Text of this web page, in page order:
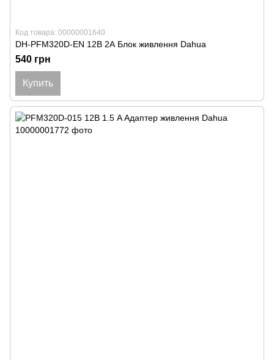
Код товара: 00000001640
DH-PFM320D-EN 12В 2А Блок живлення Dahua
540 грн
Купить